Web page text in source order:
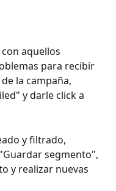
aquellos
para recibir
la campaña,
y darle click a
y filtrado,
segmento",
y realizar nuevas